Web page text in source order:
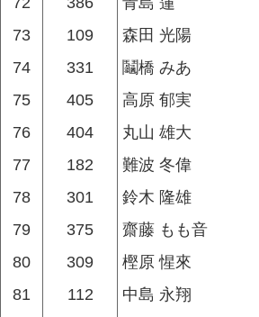
73
109 森田 光陽
74
331 鬮橋 みあ
75
405 高原 郁実
76
404 丸山 雄大
77
182 難波 冬偉
78
301 鈴木 隆雄
79
375 齋藤 もも音
80
309 樫原 惺來
81
112 中島 永翔